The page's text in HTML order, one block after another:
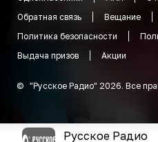
Обратная связь
Вещание
Политика безопасности
Выдача призов
Акции
© "Русское Радио" 2026. Все
Русское Радио